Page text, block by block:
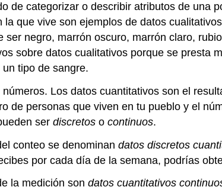
de categorizar o describir atributos de una
que vive son ejemplos de datos
ser negro, marrón oscuro, marrón claro,
sobre datos cualitativos porque se presta
tipo de sangre.
Los datos cuantitativos son el
de personas que viven en tu pueblo y el
ser discretos o continuos.
conteo se denominan datos discretos
por cada día de la semana, podrías
la medición son datos cuantitativos